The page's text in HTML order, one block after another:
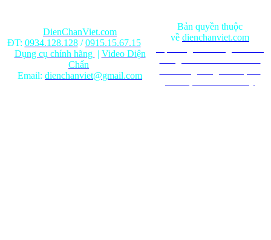
DienChanViet.com
ĐT: 0934.128.128/0915.15.67.15
Dụng cụ chính hãng | Video Diện
Chẩn
Email: dienchanviet@gmail.com
Bản quyền thuộc
về dienchanviet.com